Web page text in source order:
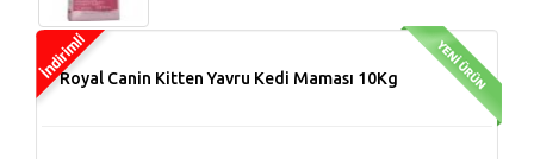
Royal Canin Kitten Yavru Kedi Maması 10Kg